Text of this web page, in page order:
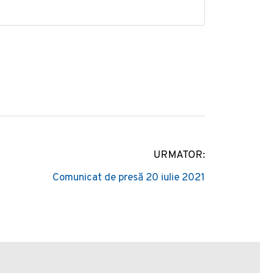
URMATOR:
Comunicat de presă 20 iulie 2021